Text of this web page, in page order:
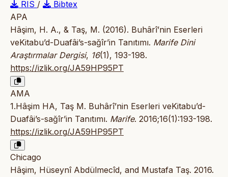
RIS /
Bibtex
APA
Hâşim, H. A., & Taş, M. (2016). Buhârî’nin Eserleri
veKitabu’d-Duafâi’s-sağîr’in Tanıtımı. Marife Dini
Araştırmalar Dergisi, 16(1), 193-198.
https://izlik.org/JA59HP95PT
AMA
1.Hâşim HA, Taş M. Buhârî’nin Eserleri veKitabu’d-
Duafâi’s-sağîr’in Tanıtımı. Marife. 2016;16(1):193-198.
https://izlik.org/JA59HP95PT
Chicago
Hâşim, Hüseynî Abdülmecîd, and Mustafa Taş. 2016.